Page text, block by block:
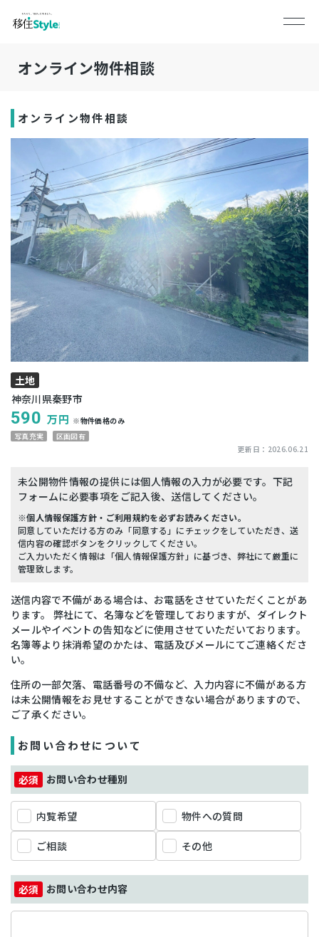
オンライン物件相談
オンライン物件相談
土地
神奈川県秦野市
590 万円 ※物件価格のみ
写真充実
区画図有
更新日： 2026.06.21
未公開物件情報の提供には個人情報の入力が必要です。下記
フォームに必要事項をご記入後、送信してください。
※個人情報保護方針・ご利用規約を必ずお読みください。
同意していただける方のみ「同意する」にチェックをしていただき、送
信内容の確認ボタンをクリックしてください。
ご入力いただく情報は「個人情報保護方針」に基づき、弊社にて厳重に
管理致します。
送信内容で不備がある場合は、お電話をさせていただくことがあ
ります。 弊社にて、名簿などを管理しておりますが、ダイレクト
メールやイベントの告知などに使用させていただいております。
名簿等より抹消希望のかたは、電話及びメールにてご連絡くださ
い。
住所の一部欠落、電話番号の不備など、入力内容に不備がある方
は未公開情報をお見せすることができない場合がありますので、
ご了承ください。
お問い合わせについて
お問い合わせ種別
内覧希望 物件への質問
ご相談 その他
お問い合わせ内容